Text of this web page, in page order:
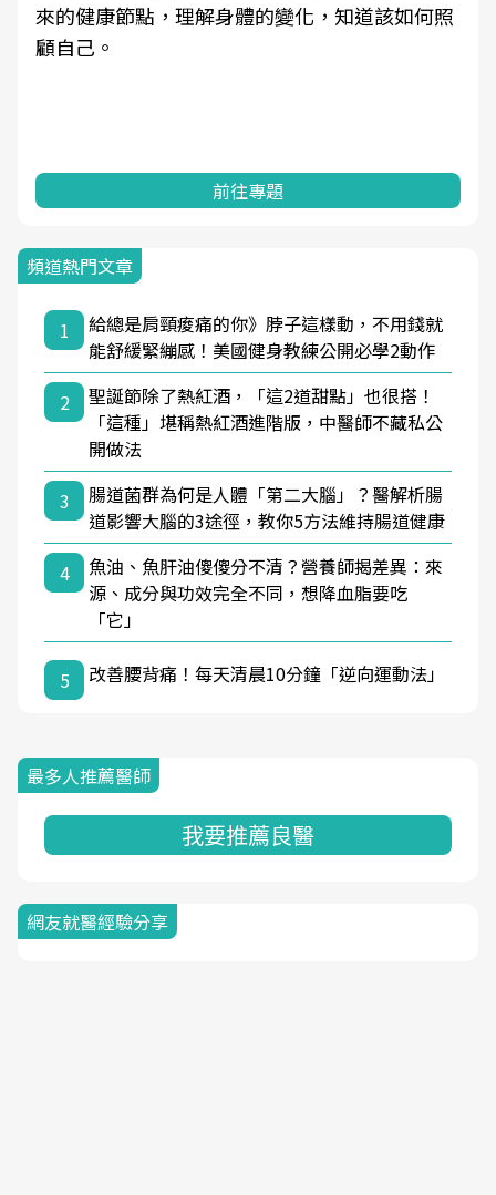
來的健康節點，理解身體的變化，知道該如何照
顧自己。
前往專題
頻道熱門文章
1
給總是肩頸痠痛的你》脖子這樣動，不用錢就
能舒緩緊繃感！美國健身教練公開必學2動作
2
聖誕節除了熱紅酒，「這2道甜點」也很搭！
「這種」堪稱熱紅酒進階版，中醫師不藏私公
開做法
3
腸道菌群為何是人體「第二大腦」？醫解析腸
道影響大腦的3途徑，教你5方法維持腸道健康
4
魚油、魚肝油傻傻分不清？營養師揭差異：來
源、成分與功效完全不同，想降血脂要吃
「它」
5 改善腰背痛！每天清晨10分鐘「逆向運動法」
最多人推薦醫師
我要推薦良醫
網友就醫經驗分享